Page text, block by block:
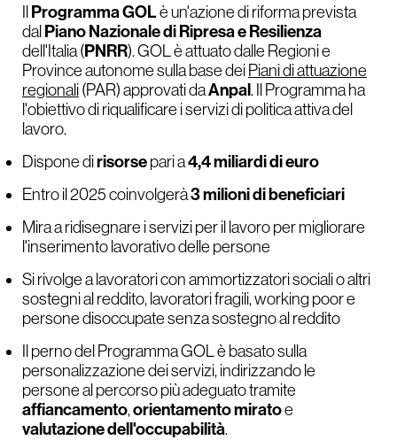
Programma GOLè un'azione di riforma prevista
dal Piano Nazionale di Ripresa e Resilienza
dell'Italia (PNRR). GOL è attuato dalle Regioni e
Province autonome sulla base dei Piani di attuazione
regionali(PAR) approvati daAnpal. Il Programma ha
l'obiettivo di riqualificare i servizi di politica attiva del
lavoro.
Dispone dirisorsepari a4,4 miliardi di euro
Entro il 2025 coinvolgerà3 milioni di beneficiari
Mira a ridisegnare i servizi per il lavoro per migliorare
l'inserimento lavorativo delle persone
Si rivolge a lavoratori con ammortizzatori sociali o altri
sostegni al reddito, lavoratori fragili, working poor e
persone disoccupate senza sostegno al reddito
Il perno del Programma GOL è basato sulla
personalizzazione dei servizi, indirizzando le
persone al percorso più adeguato tramite
affiancamento,orientamento miratoe
valutazione dell'occupabilità.